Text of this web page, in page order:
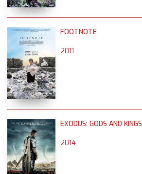
FOOTNOTE
2011
EXODUS: GODS AND KINGS
2014